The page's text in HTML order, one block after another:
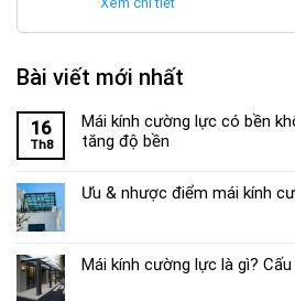
Bài viết mới nhất
16
Th8
Mái kính cường lực có bền
tăng độ bền
Ưu & nhược điểm mái kính
Mái kính cường lực là gì?